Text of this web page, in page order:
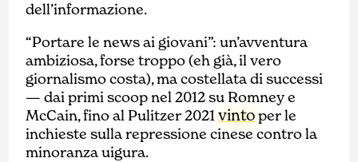
dell’informazione.
“Portare le news ai giovani”: un’avventura
ambiziosa, forse troppo (eh già, il vero
giornalismo costa), ma costellata di successi
— dai primi scoop nel 2012 su Romney e
McCain, fino al Pulitzer 2021vintoper le
inchieste sulla repressione cinese contro la
minoranza uigura.